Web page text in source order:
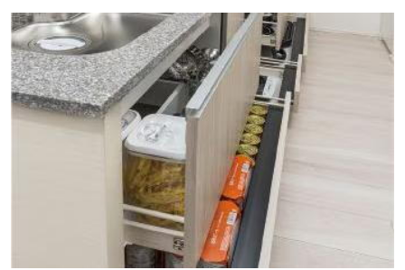
【和光市役所】（約2340m）